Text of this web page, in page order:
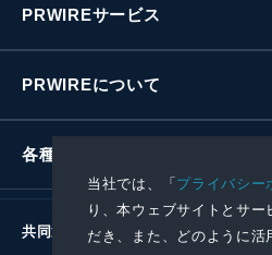
当社では、「プライバシー
り、本ウェブサイトとサー
だき、また、どのように活
PRWIREサービス
PRWIREについて
各種お問い合わせ
共同通信社グループ